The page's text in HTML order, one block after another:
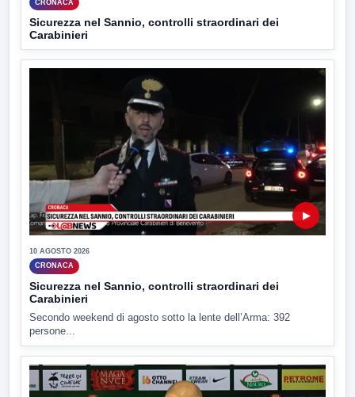
CRONACA
Sicurezza nel Sannio, controlli straordinari dei
Carabinieri
▶
10 AGOSTO 2026
CRONACA
Sicurezza nel Sannio, controlli straordinari dei
Carabinieri
Secondo weekend di agosto sotto la lente dell’Arma: 392
persone...